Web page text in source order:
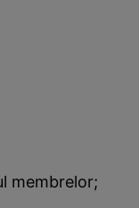
membrelor;